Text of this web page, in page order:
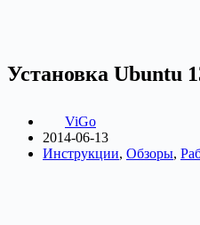
Установка Ubuntu
ViGo
2014-06-13
Инструкции, Обзоры,